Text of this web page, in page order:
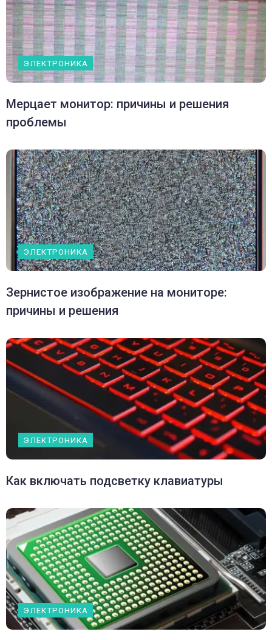
ЭЛЕКТРОНИКА
Мерцает монитор: причины и решения
проблемы
ЭЛЕКТРОНИКА
Зернистое изображение на мониторе:
причины и решения
ЭЛЕКТРОНИКА
Как включать подсветку клавиатуры
ЭЛЕКТРОНИКА